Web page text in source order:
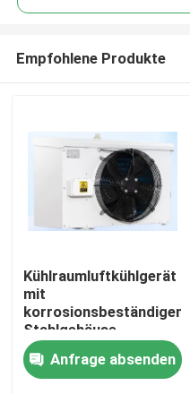
Empfohlene Produkte
Kühlraumluftkühlgerät
mit
korrosionsbeständigem
Stahlgehäuse,
doppelschichtigem
Wasserfach und
Wärmeaustauschrohr
Anfrage absenden